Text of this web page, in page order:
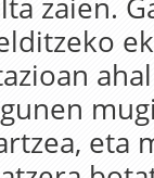
zaien.
eta